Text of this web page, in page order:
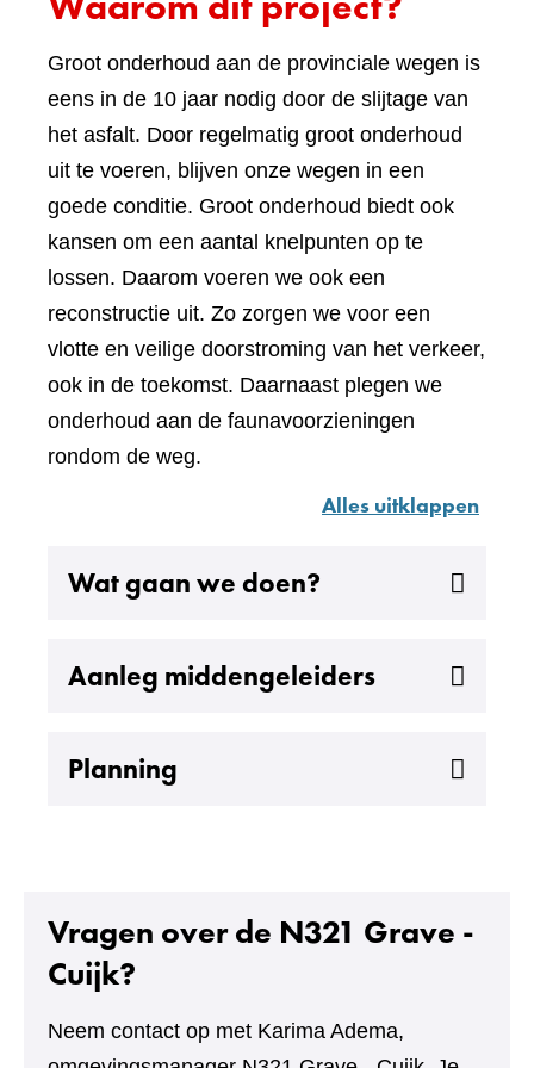
Groot onderhoud aan de provinciale wegen is
eens in de 10 jaar nodig door de slijtage van
het asfalt. Door regelmatig groot onderhoud
uit te voeren, blijven onze wegen in een
goede conditie. Groot onderhoud biedt ook
kansen om een aantal knelpunten op te
lossen. Daarom voeren we ook een
reconstructie uit. Zo zorgen we voor een
vlotte en veilige doorstroming van het verkeer,
ook in de toekomst. Daarnaast plegen we
onderhoud aan de faunavoorzieningen
rondom de weg.
Alles uitklappen
Wat gaan we doen?
Uitklappen
Aanleg middengeleiders
Uitklappen
Planning
Uitklappen
Vragen over de N321 Grave -
Cuijk?
Neem contact op met Karima Adema,